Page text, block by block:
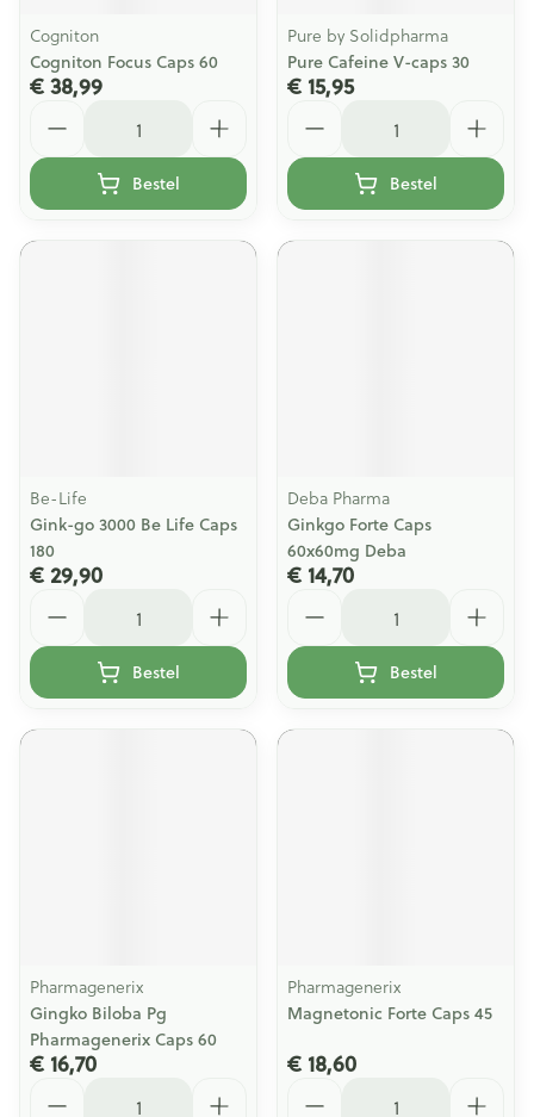
Cogniton
Cogniton Focus Caps 60
€ 38,99
Bestel
Pure by Solidpharma
Pure Cafeine V-caps 30
€ 15,95
Bestel
Be-Life
Gink-go 3000 Be Life Caps
180
€ 29,90
Bestel
Deba Pharma
Ginkgo Forte Caps
60x60mg Deba
€ 14,70
Bestel
Pharmagenerix
Gingko Biloba Pg
Pharmagenerix Caps 60
€ 16,70
Pharmagenerix
Magnetonic Forte Caps 45
€ 18,60